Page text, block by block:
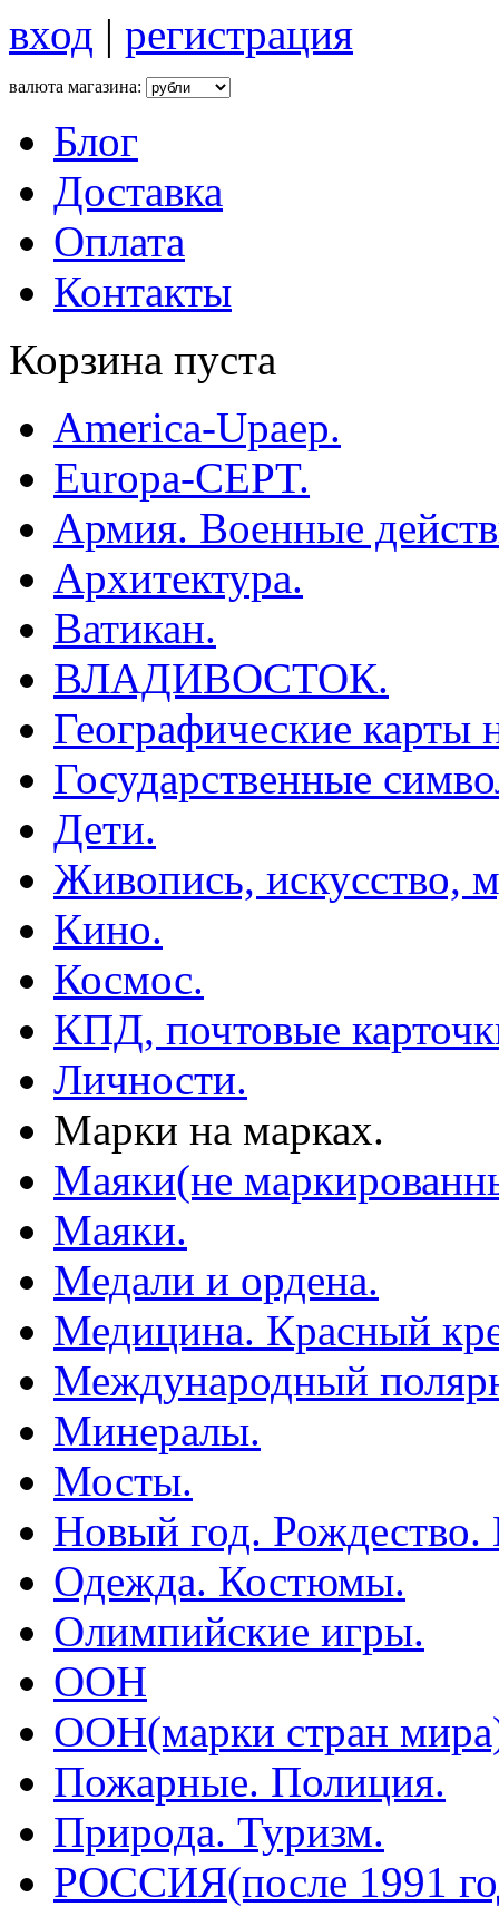
вход | регистрация
валюта магазина:
Блог
Доставка
Оплата
Контакты
Корзина пуста
America-Upaep.
Europa-CEPT.
Армия. Военные
Архитектура.
Ватикан.
ВЛАДИВОСТОК.
Географические карты
Государственные
Дети.
Живопись, искусство,
Кино.
Космос.
КПД, почтовые
Личности.
Марки на марках.
Маяки(не
Маяки.
Медали и ордена.
Медицина. Красный
Международный
Минералы.
Мосты.
Новый год. Рождество.
Одежда. Костюмы.
Олимпийские игры.
ООН
ООН(марки стран
Пожарные. Полиция.
Природа. Туризм.
РОССИЯ(после 1991